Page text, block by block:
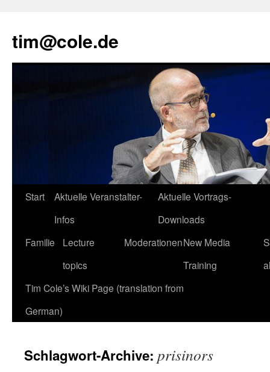
tim@cole.de
Start
Aktuelle Veranstalter-
Infos
Aktuelle Vortrags-
Downloads
Familie
Lecture
topics
ModerationenNew Media
Training
Tim Cole’s Wiki Page (translation from
German)
Schlagwort-Archive: prisinors